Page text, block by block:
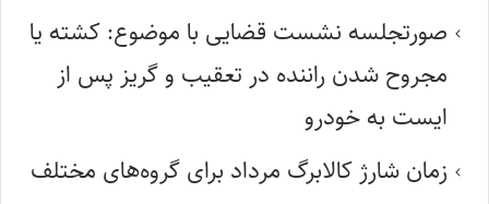
صورتجلسه نشست قضایی با موضوع: کشته یا
مجروح شدن راننده در تعقیب و گریز پس از
ایست به خودرو
زمان شارژ کالابرگ مرداد برای گروه‌های مختلف